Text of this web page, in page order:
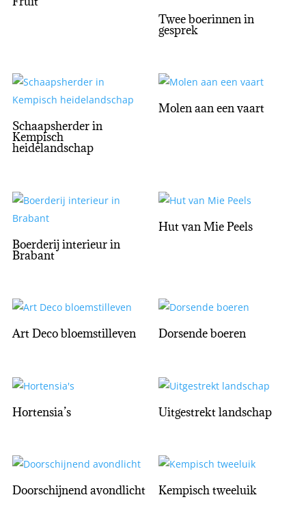
Twee boerinnen in
gesprek
Schaapsherder in
Kempisch
heidelandschap
Molen aan een vaart
Boerderij interieur in
Brabant
Hut van Mie Peels
Art Deco bloemstilleven Dorsende boeren
Hortensia’s Uitgestrekt landschap
Doorschijnend avondlicht Kempisch tweeluik